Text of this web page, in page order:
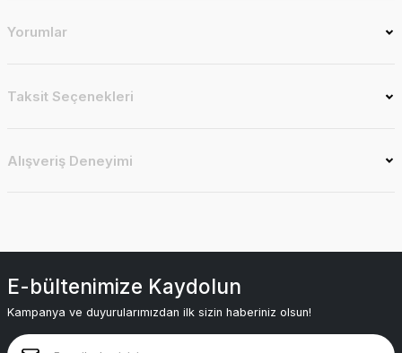
Yorumlar
Taksit Seçenekleri
Alışveriş Deneyimi
E-bültenimize Kaydolun
Kampanya ve duyurularımızdan ilk sizin haberiniz olsun!